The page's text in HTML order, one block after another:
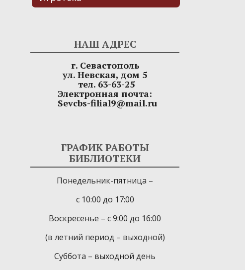
НАШ АДРЕС
г. Севастополь
ул. Невская, дом 5
тел. 63-63-25
Электронная почта:
Sevcbs-filial9@mail.ru
ГРАФИК РАБОТЫ
БИБЛИОТЕКИ
Понедельник-пятница –
с 10:00 до 17:00
Воскресенье – с 9:00 до 16:00
(в летний период – выходной)
Суббота – выходной день